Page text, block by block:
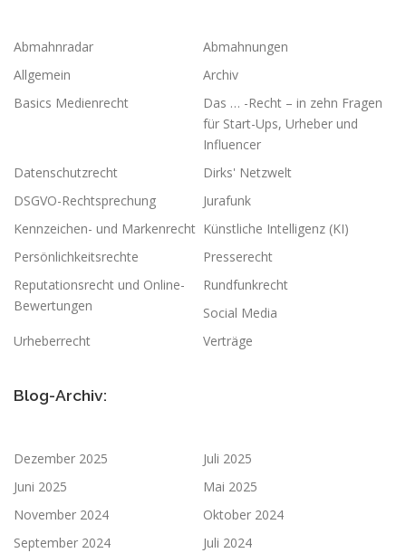
Abmahnradar
Abmahnungen
Allgemein
Archiv
Basics Medienrecht
Das … -Recht – in zehn Fragen
für Start-Ups, Urheber und
Influencer
Datenschutzrecht
Dirks' Netzwelt
DSGVO-Rechtsprechung
Jurafunk
Kennzeichen- und Markenrecht Künstliche Intelligenz (KI)
Persönlichkeitsrechte
Presserecht
Reputationsrecht und Online-
Bewertungen
Rundfunkrecht
Social Media
Urheberrecht
Verträge
Blog-Archiv:
Dezember 2025
Juli 2025
Juni 2025
Mai 2025
November 2024
Oktober 2024
September 2024
Juli 2024